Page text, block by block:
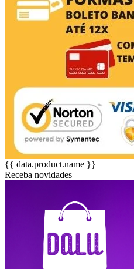
{{ data.product.name }}
Receba novidades